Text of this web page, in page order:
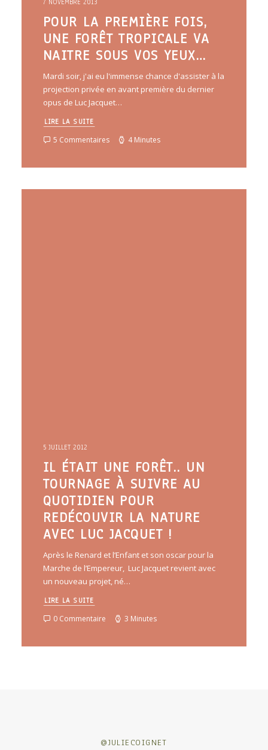
POUR LA PREMIÈRE FOIS,
UNE FORÊT TROPICALE VA
NAITRE SOUS VOS YEUX…
Mardi soir, j'ai eu l'immense chance d'assister à la
projection privée en avant première du dernier
opus de Luc Jacquet…
LIRE LA SUITE
5 Commentaires 4 Minutes
5 JUILLET 2012
IL ÉTAIT UNE FORÊT.. UN
TOURNAGE À SUIVRE AU
QUOTIDIEN POUR
REDÉCOUVIR LA NATURE
AVEC LUC JACQUET !
Après le Renard et l’Enfant et son oscar pour la
Marche de l’Empereur, Luc Jacquet revient avec
un nouveau projet, né…
LIRE LA SUITE
0 Commentaire 3 Minutes
@JULIECOIGNET